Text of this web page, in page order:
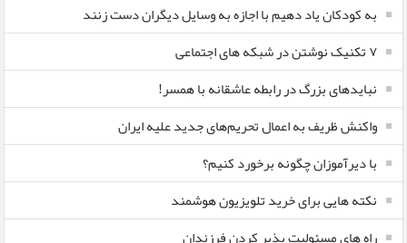
به کودکان یاد دهیم با اجازه به وسایل دیگران دست زنند
۷ تکنیک نوشتن در شبکه های اجتماعی
نبایدهای بزرگ در رابطه عاشقانه با همسر!
واکنش ظریف به اعمال تحریم‌های جدید علیه ایران
با دیرآموزان چگونه برخورد کنیم؟
نکته هایی برای خرید تلویزیون هوشمند
راه های مسئولیت پذیر کردن فرزندان